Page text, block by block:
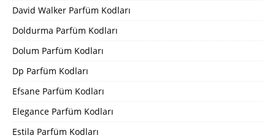
David Walker Parfüm Kodları
Doldurma Parfüm Kodları
Dolum Parfüm Kodları
Dp Parfüm Kodları
Efsane Parfüm Kodları
Elegance Parfüm Kodları
Estila Parfüm Kodları